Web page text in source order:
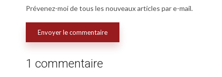
Prévenez-moi de tous les nouveaux articles par e-mail.
1 commentaire